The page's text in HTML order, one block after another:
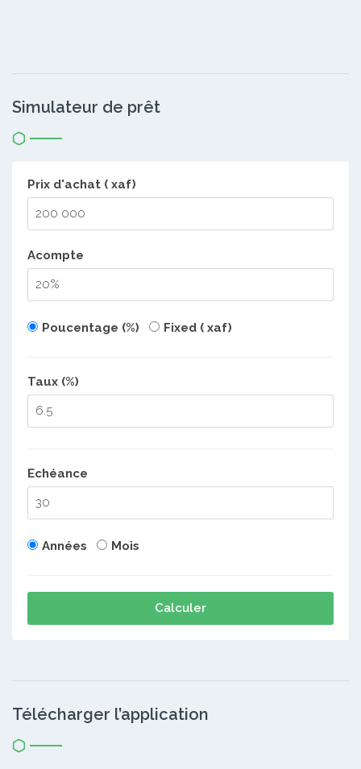
Simulateur de prêt
Prix d'achat ( xaf)
Acompte
Poucentage (%) Fixed ( xaf)
Taux (%)
Echéance
Années Mois
Calculer
Télécharger l’application